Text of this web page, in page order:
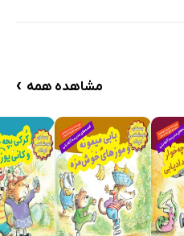
مشاهده همه ›